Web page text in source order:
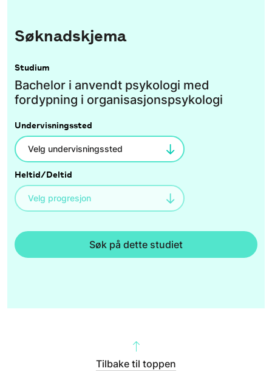
Søknadskjema
Studium
Bachelor i anvendt psykologi med
fordypning i organisasjonspsykologi
Undervisningssted
Heltid/Deltid
Søk på dette studiet
Tilbake til toppen